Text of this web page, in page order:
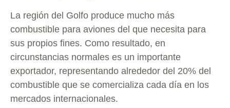
La región del Golfo produce mucho más
combustible para aviones del que necesita para
sus propios fines. Como resultado, en
circunstancias normales es un importante
exportador, representando alrededor del 20% del
combustible que se comercializa cada día en los
mercados internacionales.